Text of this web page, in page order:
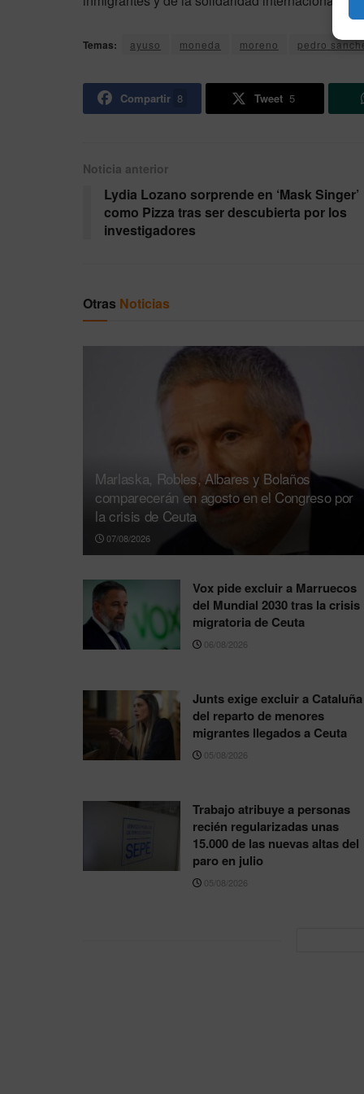
Temas: ayuso moneda moreno pedro
Compartir 8 Tweet 5
Noticia anterior
Lydia Lozano sorprende en ‘Mask Singer’
como Pizza tras ser descubierta por los
investigadores
Otras Noticias
Marlaska, Robles, Albares y Bolaños
comparecerán en agosto en el Congreso por
la crisis de Ceuta
07/08/2026
Vox pide excluir a Marruecos
del Mundial 2030 tras la crisis
migratoria de Ceuta
06/08/2026
Junts exige excluir a Cataluña
del reparto de menores
migrantes llegados a Ceuta
05/08/2026
Trabajo atribuye a personas
recién regularizadas unas
15.000 de las nuevas altas del
paro en julio
05/08/2026